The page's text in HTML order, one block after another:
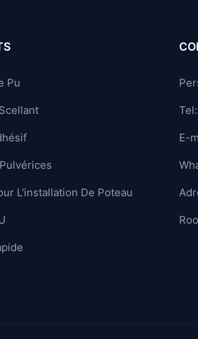
Pu
L'installation De Poteau
E-